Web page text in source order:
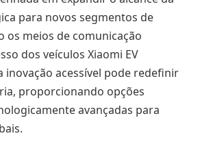
para novos segmentos de
os meios de comunicação
dos veículos Xiaomi EV
inovação acessível pode redefinir
proporcionando opções
avançadas para